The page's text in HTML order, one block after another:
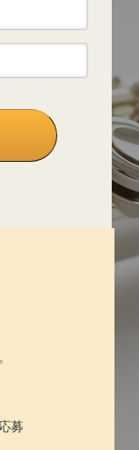
募